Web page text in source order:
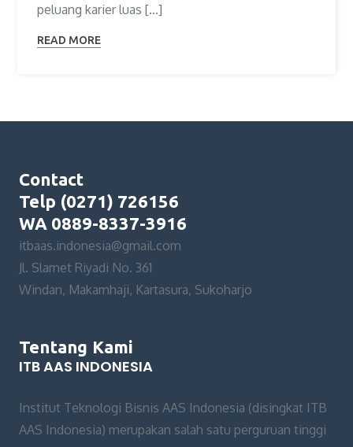
peluang karier luas […]
READ MORE
Contact
Telp (0271) 726156
WA 0889-8337-3916
itbaas.indonesia@gmail.com
Jl. Slamet Riyadi No. 361
Windan, Makamhaji, Kartasura, Sukoharjo
Tentang Kami
ITB AAS INDONESIA
Institut Teknologi Bisnis AAS Indonesia (disingkat ITB
AAS Indonesia) merupakan salah satu perguruan tinggi